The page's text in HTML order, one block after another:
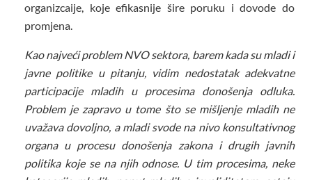
organizcaije, koje efikasnije šire poruku i dovode do
promjena.
Kao najveći problem NVO sektora, barem kada su mladi i
javne politike u pitanju, vidim nedostatak adekvatne
participacije mladih u procesima donošenja odluka.
Problem je zapravo u tome što se mišljenje mladih ne
uvažava dovoljno, a mladi svode na nivo konsultativnog
organa u procesu donošenja zakona i drugih javnih
politika koje se na njih odnose. U tim procesima, neke